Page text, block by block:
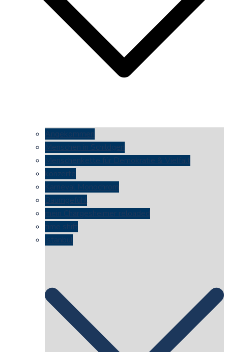
Angekommen
Menschen in Schildgen
Menschenkette für Demokratie & Vielfalt
konzerte
Karneval Monochrom
Baumgefühl
mein Chargesheimer reloaded
time shift
Istanbul